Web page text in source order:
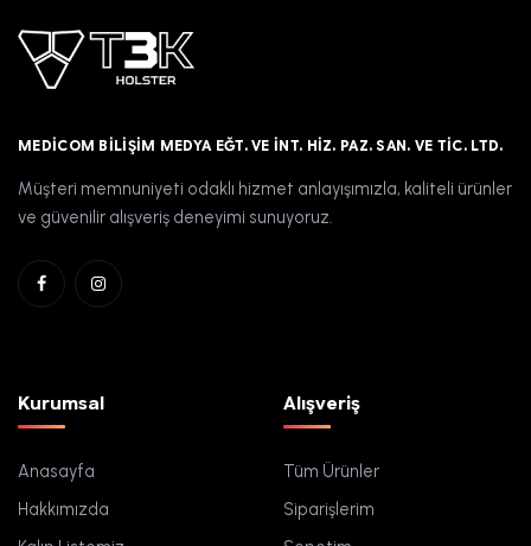
MEDICOM BILIŞIM MEDYA EĞT. VE İNT. HIZ. PAZ. SAN. VE TIC. LTD.
Müşteri memnuniyeti odaklı hizmet anlayışımızla, kaliteli ürünler
ve güvenilir alışveriş deneyimi sunuyoruz.
Kurumsal
Anasayfa
Hakkımızda
Alışveriş
Tüm Ürünler
Siparişlerim